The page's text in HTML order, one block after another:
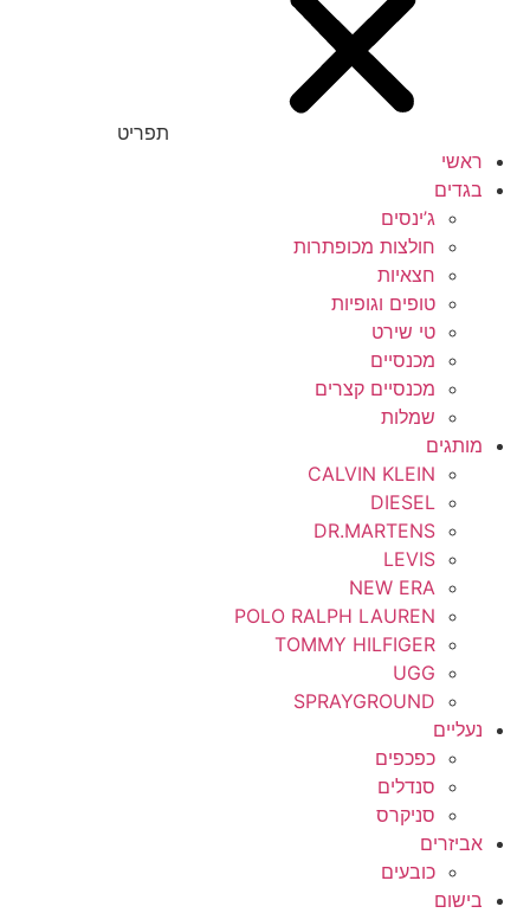
תפריט
ראשי
בגדים
ג’ינסים
חולצות מכופתרות
חצאיות
טופים וגופיות
טי שירט
מכנסיים
מכנסיים קצרים
שמלות
מותגים
CALVIN KLEIN
DIESEL
DR.MARTENS
LEVIS
NEW ERA
POLO RALPH LAUREN
TOMMY HILFIGER
UGG
SPRAYGROUND
נעליים
כפכפים
סנדלים
סניקרס
אביזרים
כובעים
בישום